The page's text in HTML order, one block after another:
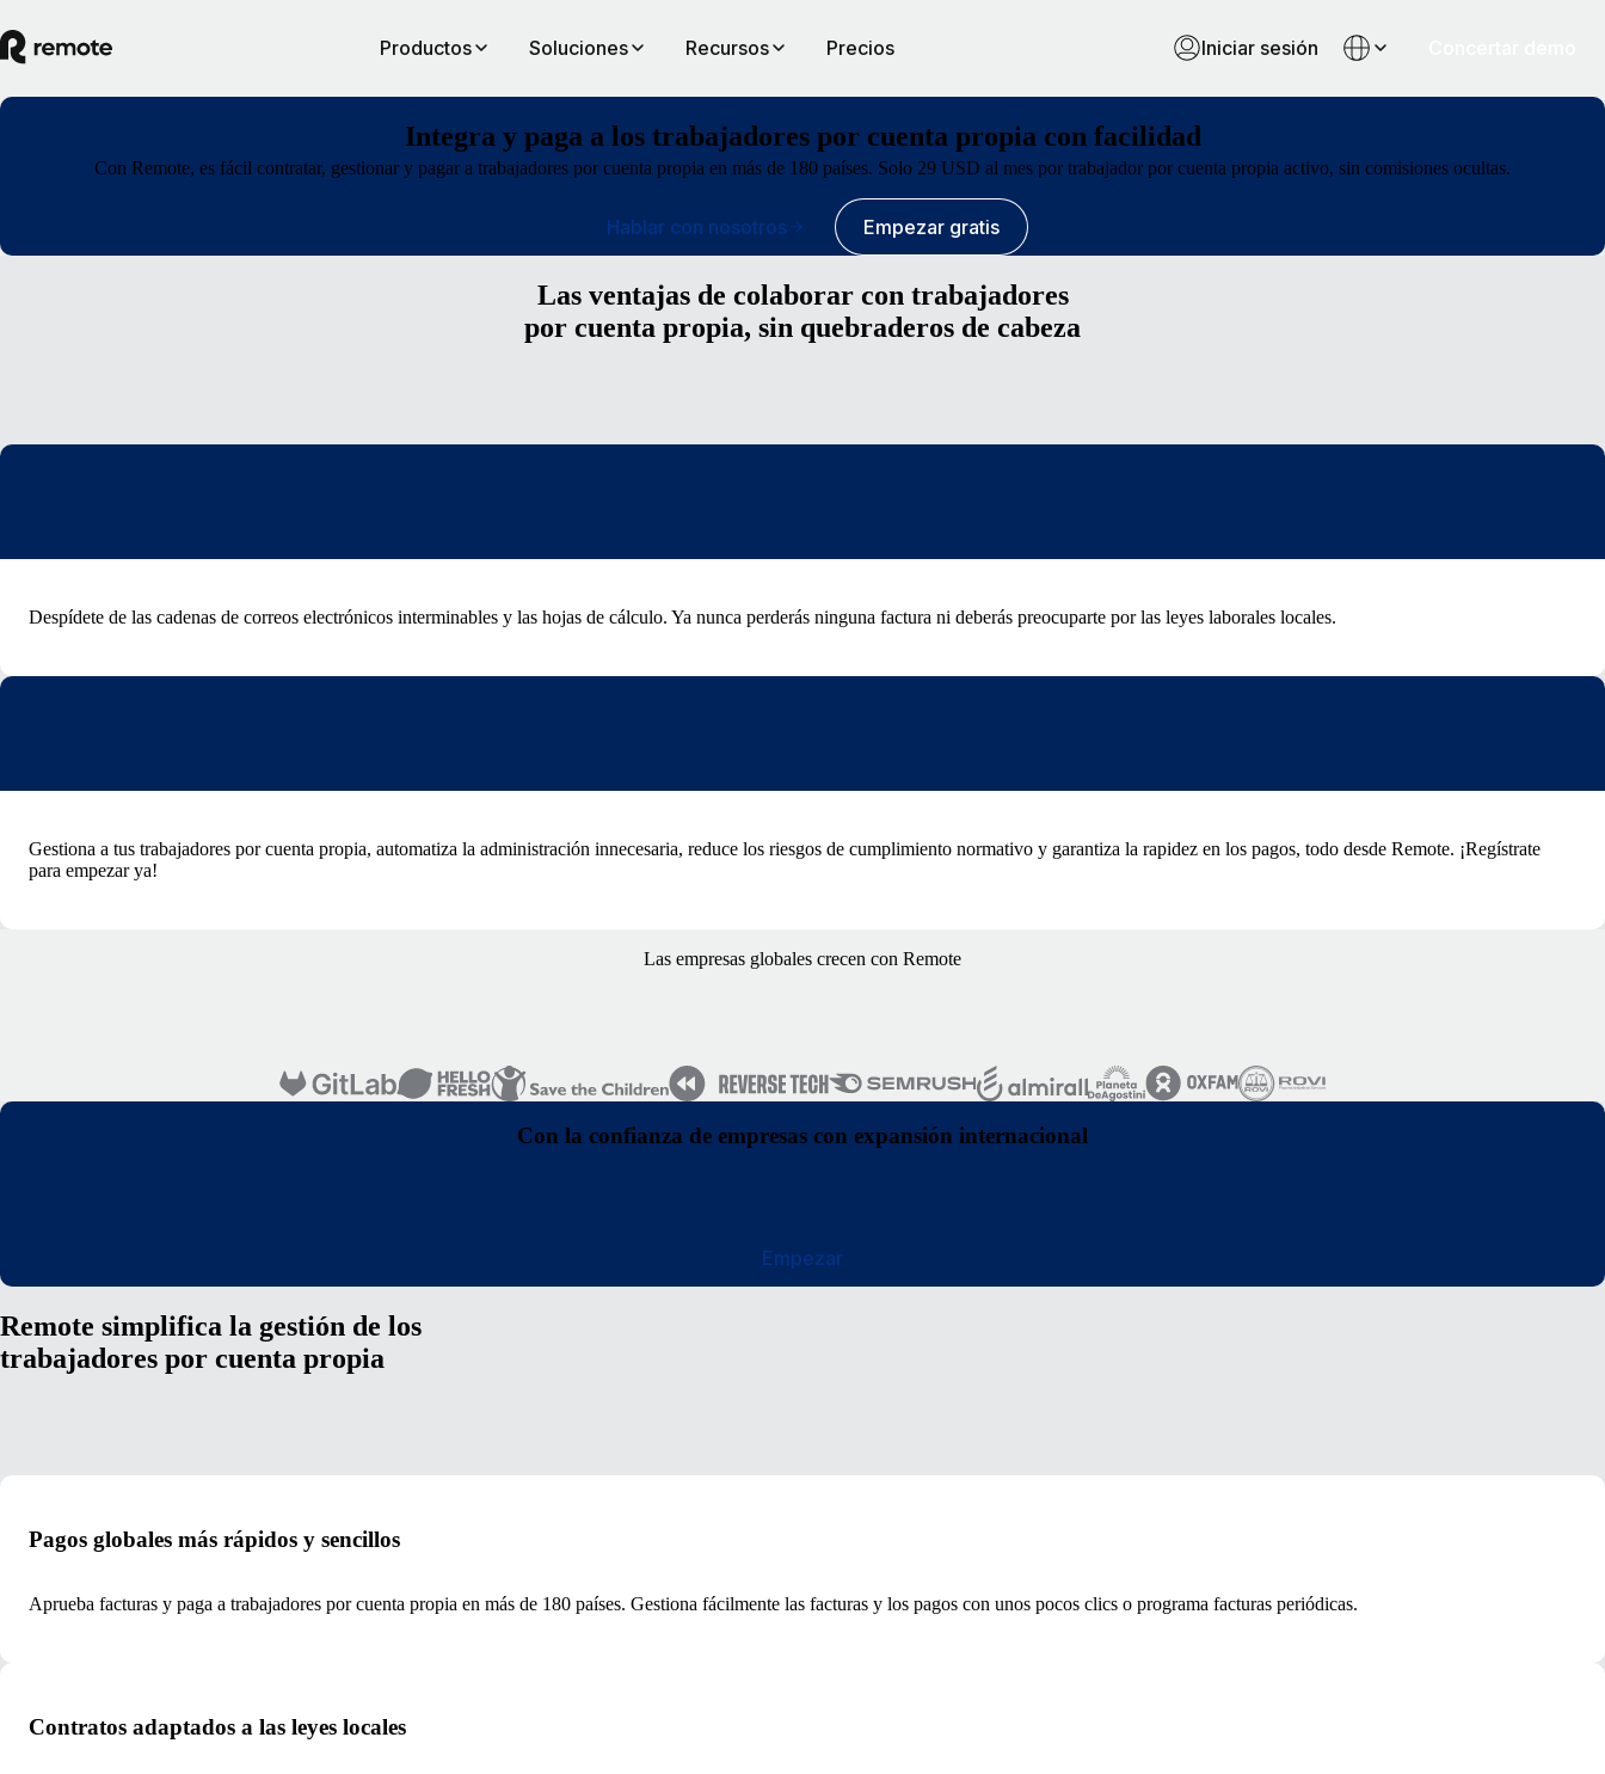
Productos Soluciones Recursos Precios Iniciar sesión
Integra y paga a los trabajadores por cuenta propia con facilidad
Con Remote, es fácil contratar, gestionar y pagar a trabajadores por cuenta propia en más de 180 países. Solo 29 USD al mes por trabajador por cuenta propia activo, sin comisiones ocultas.
Hablar con nosotros Empezar gratis
Las ventajas de colaborar con trabajadores
por cuenta propia, sin quebraderos de cabeza
Despídete de las cadenas de correos electrónicos interminables y las hojas de cálculo. Ya nunca perderás ninguna factura ni deberás preocuparte por las leyes laborales locales.
Gestiona a tus trabajadores por cuenta propia, automatiza la administración innecesaria, reduce los riesgos de cumplimiento normativo y garantiza la rapidez en los pagos, todo desde Remote. ¡Regístrate
para empezar ya!
Las empresas globales crecen con Remote
Con la confianza de empresas con expansión internacional
Empezar
Remote simplifica la gestión de los
trabajadores por cuenta propia
Pagos globales más rápidos y sencillos
Aprueba facturas y paga a trabajadores por cuenta propia en más de 180 países. Gestiona fácilmente las facturas y los pagos con unos pocos clics o programa facturas periódicas.
Contratos adaptados a las leyes locales